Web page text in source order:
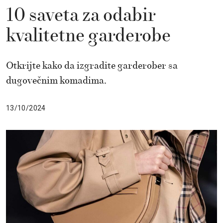
10 saveta za odabir
kvalitetne garderobe
Otkrijte kako da izgradite garderober sa
dugovečnim komadima.
13/10/2024